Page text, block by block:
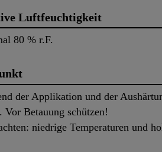
Luftfeuchtigkeit
80 % r.F.
der Applikation und der
Vor Betauung schützen!
niedrige Temperaturen und